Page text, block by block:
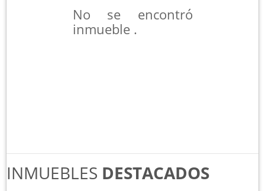
No se encontró
inmueble .
INMUEBLES DESTACADOS